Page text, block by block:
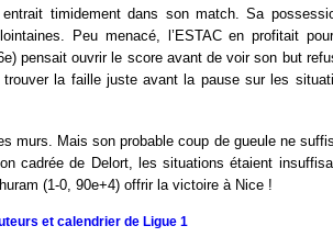
timidement dans son match. Sa
Peu menacé, l’ESTAC en profitait
pensait ouvrir le score avant de voir son but
la faille juste avant la pause sur les
murs. Mais son probable coup de gueule ne
cadrée de Delort, les situations étaient
(1-0, 90e+4) offrir la victoire à Nice !
et calendrier de Ligue 1